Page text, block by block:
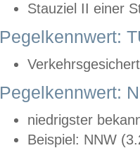
Stauziel II einer
Pegelkennwert:
Pegelkennwert:
niedrigster
Beispiel: NNW